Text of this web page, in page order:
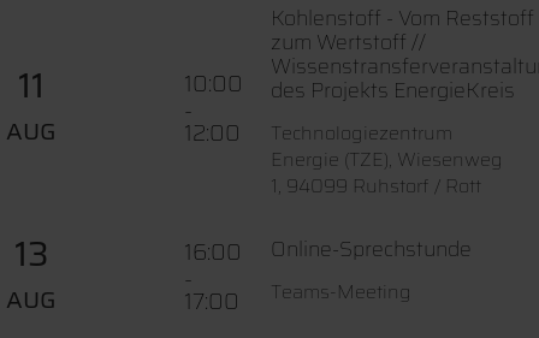
11
AUG
10:00
-
12:00
Kohlenstoff - Vom Reststoff
zum Wertstoff //
des Projekts EnergieKreis
Technologiezentrum
Energie (TZE), Wiesenweg
1, 94099 Ruhstorf / Rott
13
AUG
16:00
-
17:00
Online-Sprechstunde
Teams-Meeting